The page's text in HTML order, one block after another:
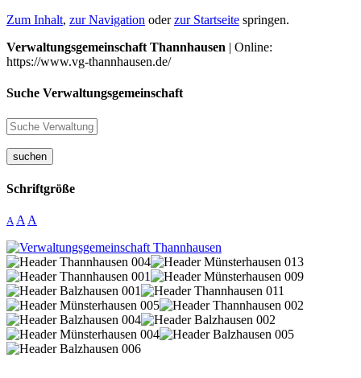
Zum Inhalt, zur Navigation oderzur Startseite springen.
Verwaltungsgemeinschaft Thannhausen | Online:
https://www.vg-thannhausen.de/
Suche Verwaltungsgemeinschaft
suchen
Schriftgröße
A A A